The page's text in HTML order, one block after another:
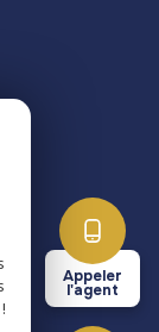
Appeler
l'agent